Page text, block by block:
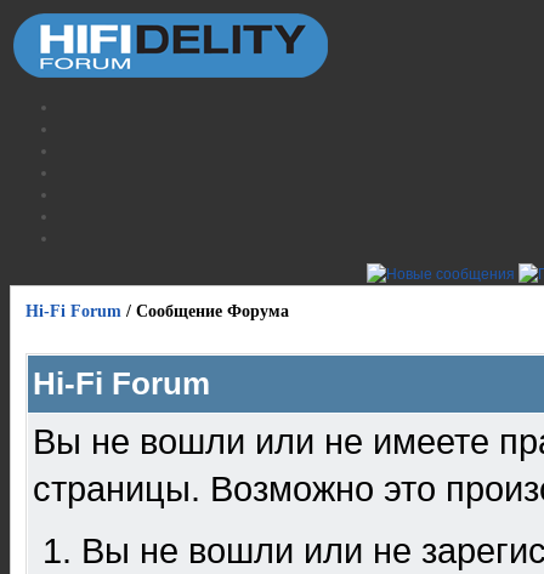
Hi-Fi Forum / Сообщение Форума
Hi-Fi Forum
Вы не вошли или не имеете
страницы. Возможно это
Вы не вошли или не